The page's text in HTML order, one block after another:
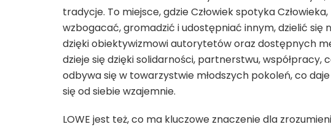
tradycje. To miejsce, gdzie Człowiek spotyka
wzbogacać, gromadzić i udostępniać innym, dzielić
dzięki obiektywizmowi autorytetów oraz dostępnych
dzieje się dzięki solidarności, partnerstwu, współpracy,
odbywa się w towarzystwie młodszych pokoleń, co
się od siebie wzajemnie.
LOWE jest też, co ma kluczowe znaczenie dla